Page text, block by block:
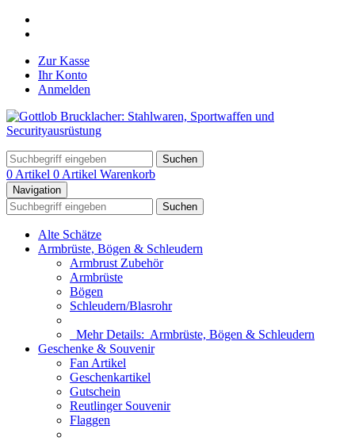
Zur Kasse
Ihr Konto
Anmelden
Suchen
0 Artikel 0 Artikel Warenkorb
Navigation
Suchen
Alte Schätze
Armbrüste, Bögen & Schleudern
Armbrust Zubehör
Armbrüste
Bögen
Schleudern/Blasrohr
Mehr Details: Armbrüste, Bögen & Schleudern
Geschenke & Souvenir
Fan Artikel
Geschenkartikel
Gutschein
Reutlinger Souvenir
Flaggen